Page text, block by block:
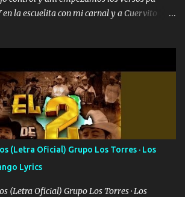
la escuelita con mi carnal y a Cuervito
y peleam0s la Bandera por todita a la ciudad
la Frontera De Tijuana Bulevares
las blancas ya hace falta mi APA FLACO
que sepan Aquí Pura GENTE DE LA RANA 🐸
4 EN LA CIUDAD TIJUANA Música Al
atento a cualquier necesidad no porque
nos confiamos al andar y nunca con la
a tropezar Cuando ando de enamorado
(Letra Oficial) Grupo Los Torres · Los
Lyrics
(Letra Oficial) Grupo Los Torres · Los